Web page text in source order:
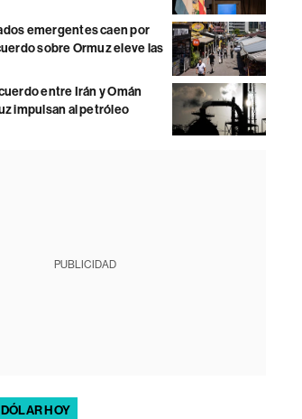
emergentes caen por
sobre Ormuz eleve las
entre Irán y Omán
impulsan al petróleo
PUBLICIDAD
HOY